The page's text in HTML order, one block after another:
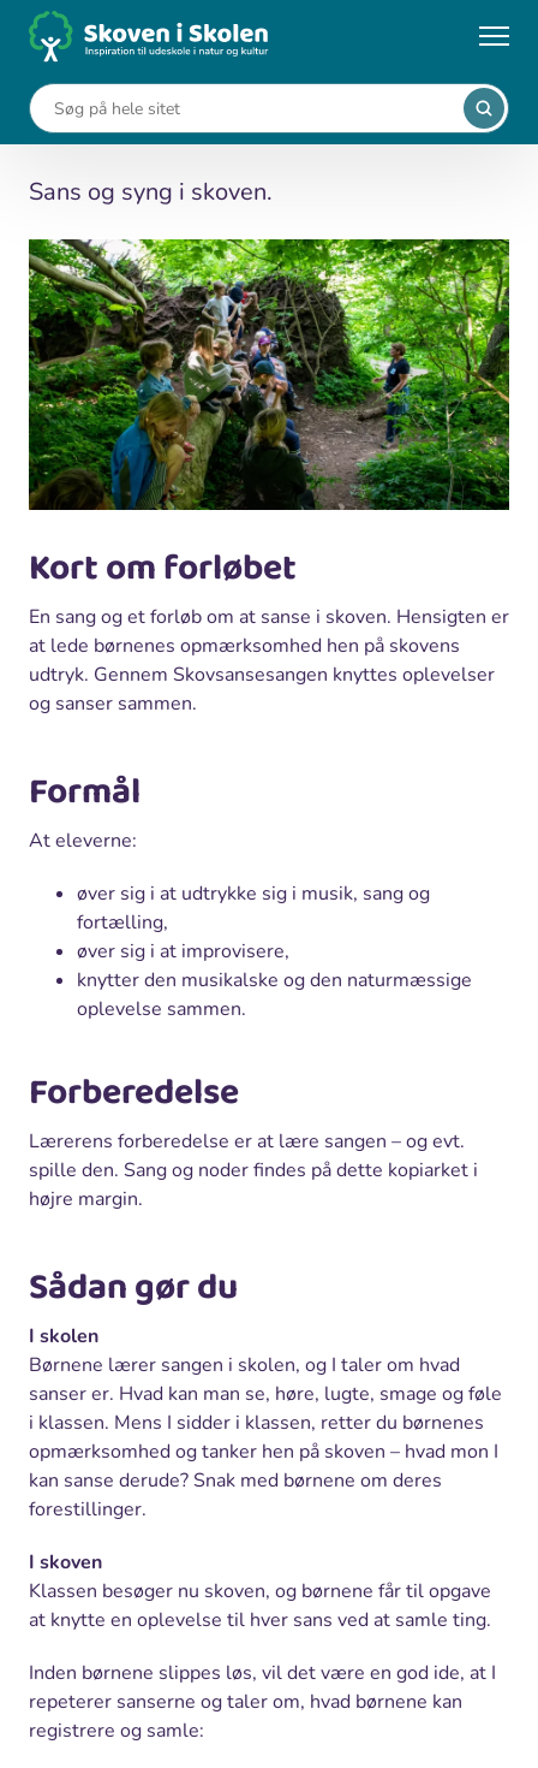
... Undervisningsforløb Skov-sanse-sang
Skov-sanse-sang
Sans og syng i skoven.
Kort om forløbet
En sang og et forløb om at sanse i skoven. Hensigten er
at lede børnenes opmærksomhed hen på skovens
udtryk. Gennem Skovsansesangen knyttes oplevelser
og sanser sammen.
Formål
At eleverne:
øver sig i at udtrykke sig i musik, sang og
fortælling,
øver sig i at improvisere,
knytter den musikalske og den naturmæssige
oplevelse sammen.
Forberedelse
Lærerens forberedelse er at lære sangen – og evt.
spille den. Sang og noder findes på dette kopiarket i
højre margin.
Sådan gør du
I skolen
Børnene lærer sangen i skolen, og I taler om hvad
sanser er. Hvad kan man se, høre, lugte, smage og føle
i klassen. Mens I sidder i klassen, retter du børnenes
opmærksomhed og tanker hen på skoven – hvad mon I
kan sanse derude? Snak med børnene om deres
forestillinger.
I skoven
Klassen besøger nu skoven, og børnene får til opgave
at knytte en oplevelse til hver sans ved at samle ting.
Inden børnene slippes løs, vil det være en god ide, at I
repeterer sanserne og taler om, hvad børnene kan
registrere og samle: